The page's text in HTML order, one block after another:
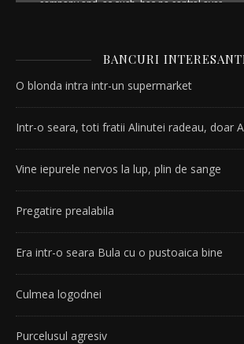
BANCURI
O blonda intra intr-un supermarket
Intr-o seara, toti fratii Alinutei radeau, doar
Vine iepurele nervos la lup, plin de sange
Pregatire prealabila
Era intr-o seara Bula cu o pustoaica bine
Culmea logodnei
Purcelusul agresiv